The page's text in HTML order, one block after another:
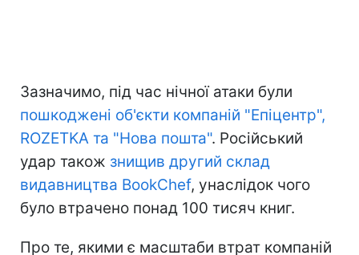
Зазначимо, під час нічної атаки були
пошкоджені об'єкти компаній "Епіцентр",
ROZETKA та "Нова пошта". Російський
удар також знищив другий склад
видавництва BookChef, унаслідок чого
було втрачено понад 100 тисяч книг.
Про те, якими є масштаби втрат компаній